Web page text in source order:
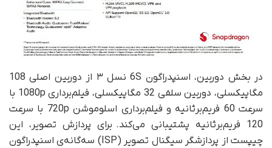
در بخش دوربین، اسنپدراگون 6S نسل ۳ از دوربین اصلی 108
مگاپیکسلی، دوربین سلفی 32 مگاپیکسلی، فیلم‌برداری 1080p با
سرعت 60 فریم‌بر‌ثانیه و فیلم‌برداری اسلوموشن 720p با سرعت
120 فریم‌بر‌ثانیه پشتیبانی می‌کند. برای پردازش تصویر، این
چیپست از پردازشگر سیگنال تصویر (ISP) سه‌گانه‌ی اسنپدراگون